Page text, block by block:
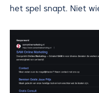
het spel snapt. Niet